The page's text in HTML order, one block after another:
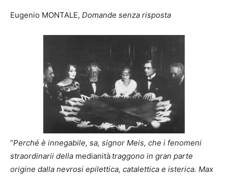
Eugenio MONTALE, Domande senza risposta
“Perché è innegabile, sa, signor Meis, che i fenomeni
straordinarii della medianità traggono in gran parte
origine dalla nevrosi epilettica, catalettica e isterica. Max